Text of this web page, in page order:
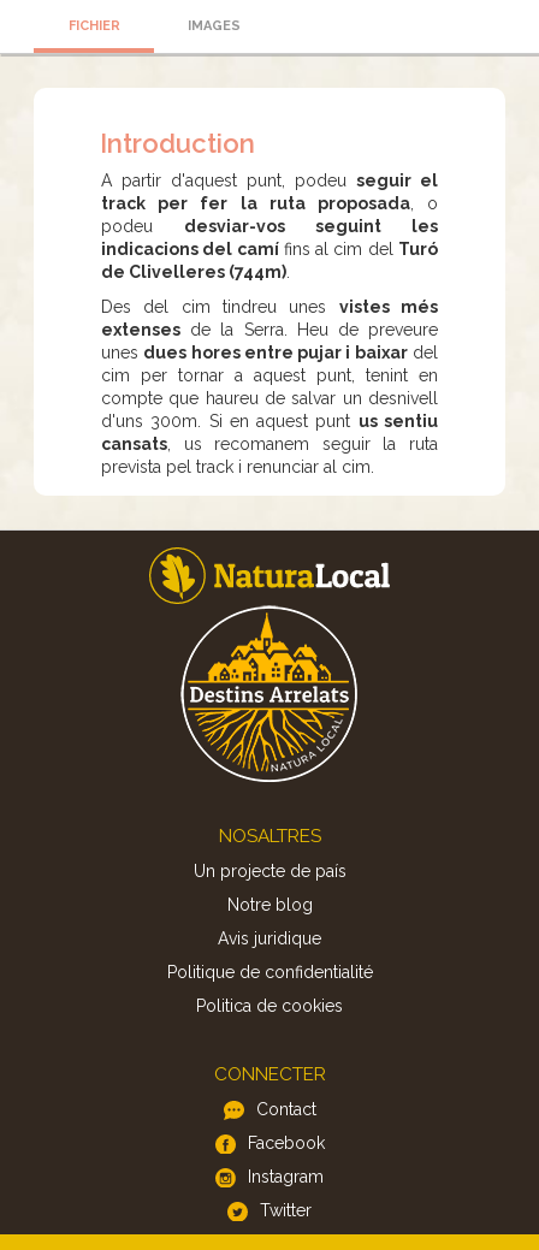
FICHIER IMAGES
Introduction
A partir d'aquest punt, podeu seguir el
track per fer la ruta proposada, o
podeu desviar-vos seguint les
indicacions del camífins al cim del Turó
de Clivelleres (744m)
Des del cim tindreu unes vistes més
extenses de la Serra. Heu de preveure
unes dues hores entre pujar i baixardel
cim per tornar a aquest punt, tenint en
compte que haureu de salvar un desnivell
d'uns 300m. Si en aquest punt us sentiu
cansats , us recomanem seguir la ruta
prevista pel track i renunciar al cim.
NOSALTRES
Un projecte de país
Notre blog
Avis juridique
Politique de confidentialité
Politica de cookies
CONNECTER
Contact
Facebook
Instagram
Twitter